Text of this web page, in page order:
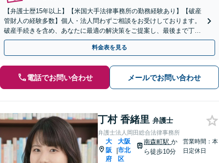
【弁護士歴15年以上】【米国大手法律事務所の勤務経験あり】【破産
管財人の経験多数】個人・法人問わずご相談をお受けしております。
破産手続きを含め、あなたに最適の解決策をご提案し、最後まで丁寧
にサポートいたします。【淀屋橋5分】
料金表を見る
電話でお問い合わせ メールでお問い合わせ
丁村 香緒里 弁護士
弁護士法人岡田総合法律事務所
大
阪
府
|
大阪
市北
区
南森町駅か
ら徒歩10分
営業時間：本
日定休日